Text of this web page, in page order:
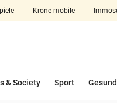
Krone mobile
aufklappen
& Society Sport Gesund